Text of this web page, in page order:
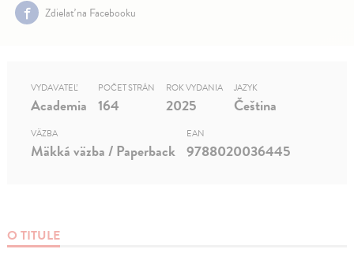
Zdielať na Facebooku
O TITULE
VYDAVATEĽ
Academia
POČET STRÁN
164
ROK VYDANIA
2025
JAZYK
Čeština
VÄZBA
Mäkká väzba / Paperback
EAN
9788020036445